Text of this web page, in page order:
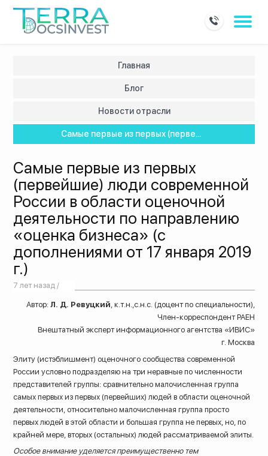
Главная
Блог
Новости отрасли
Самые первые из первых (перве...
Самые первые из первых
(первейшие) люди современной
России в области оценочной
деятельности по направлению
«оценка бизнеса» (c
дополнениями от 17 января 2019
г.)
7 лет назад /
Автор: Л. Д. Ревуцкий, к.т.н.,с.н.с. (доцент по специальности),
Член-корреспондент РАЕН
Внештатный эксперт информационного агентства «ИВИС»
г. Москва
Элиту (истэблишмент) оценочного сообщества современной
России условно подразделяю на три неравные по численности
представителей группы: сравнительно малочисленная группа
самых первых из первых (первейших) людей в области оценочной
деятельности, относительно малочисленная группа просто
первых людей в этой области и большая группа не первых, но, по
крайней мере, вторых (остальных) людей рассматриваемой элиты.
Особое внимание уделяется преимущественно тем